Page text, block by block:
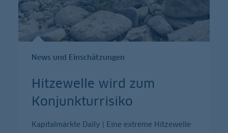
News und Einschätzungen
Hitzewelle wird zum
Konjunkturrisiko
Kapitalmärkte Daily | Eine extreme Hitzewelle